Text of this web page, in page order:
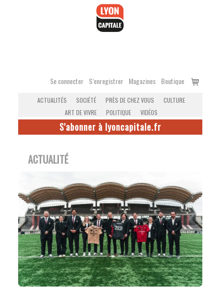
Se connecter S’enregistrer Magazines Boutique
Voir
ACTUALITÉS SOCIÉTÉ PRÈS DE CHEZ VOUS
CULTURE
ART DE VIVRE
POLITIQUE VIDÉOS
S'abonner à lyoncapitale.fr
ACTUALITÉ